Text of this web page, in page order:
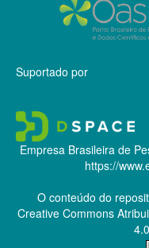
Suportado por
Empresa Brasileira de
https://
O conteúdo do
Creative Commons